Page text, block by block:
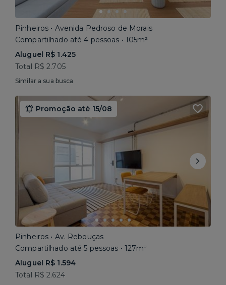
Pinheiros • Avenida Pedroso de Morais
Compartilhado até 4 pessoas • 105m²
Aluguel R$ 1.425
Total R$ 2.705
Similar a sua busca
Promoção até 15/08
Pinheiros • Av. Rebouças
Compartilhado até 5 pessoas • 127m²
Aluguel R$ 1.594
Total R$ 2.624